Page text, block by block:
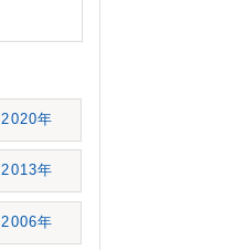
2020年
2013年
2006年